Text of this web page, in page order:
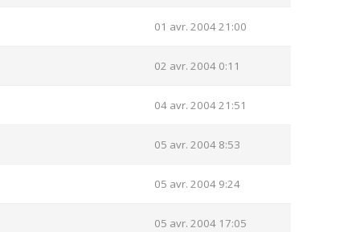
01 avr. 2004 21:00
02 avr. 2004 0:11
04 avr. 2004 21:51
05 avr. 2004 8:53
05 avr. 2004 9:24
05 avr. 2004 17:05